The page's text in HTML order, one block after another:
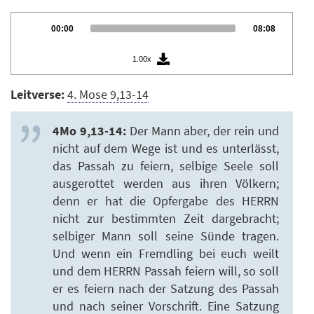
Current
00:00 Total
08:08
1.00x
Leitverse:4. Mose 9,13-14
4Mo 9,13-14:Der Mann aber, der rein und
nicht auf dem Wege ist und es unterlässt,
das Passah zu feiern, selbige Seele soll
ausgerottet werden aus ihren Völkern;
denn er hat die Opfergabe des HERRN
nicht zur bestimmten Zeit dargebracht;
selbiger Mann soll seine Sünde tragen.
Und wenn ein Fremdling bei euch weilt
und dem HERRN Passah feiern will, so soll
er es feiern nach der Satzung des Passah
und nach seiner Vorschrift. Eine Satzung